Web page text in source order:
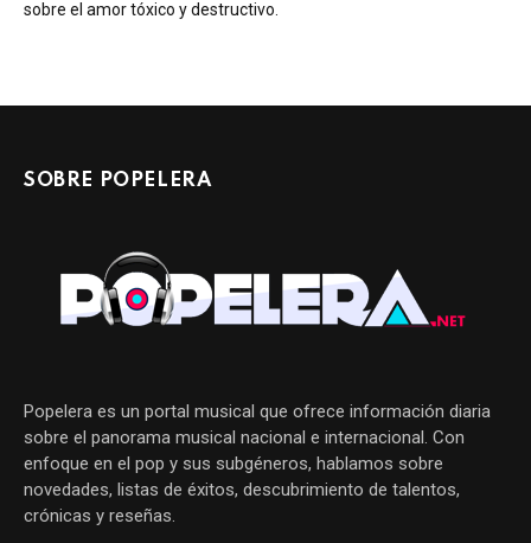
sobre el amor tóxico y destructivo.
SOBRE POPELERA
Popelera es un portal musical que ofrece información diaria
sobre el panorama musical nacional e internacional. Con
enfoque en el pop y sus subgéneros, hablamos sobre
novedades, listas de éxitos, descubrimiento de talentos,
crónicas y reseñas.